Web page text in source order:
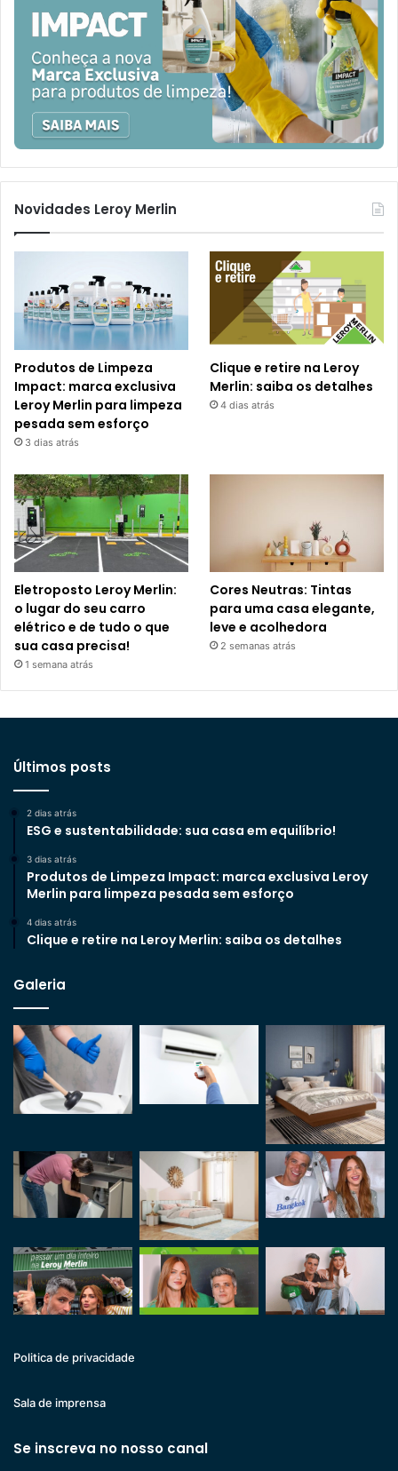
Novidades Leroy Merlin
Produtos de Limpeza
Impact: marca exclusiva
Leroy Merlin para limpeza
pesada sem esforço
3 dias atrás
Clique e retire na Leroy
Merlin: saiba os detalhes
4 dias atrás
Eletroposto Leroy Merlin:
o lugar do seu carro
elétrico e de tudo o que
sua casa precisa!
1 semana atrás
Cores Neutras: Tintas
para uma casa elegante,
leve e acolhedora
2 semanas atrás
Últimos posts
2 dias atrás
ESG e sustentabilidade: sua casa em equilíbrio!
3 dias atrás
Produtos de Limpeza Impact: marca exclusiva Leroy
Merlin para limpeza pesada sem esforço
4 dias atrás
Clique e retire na Leroy Merlin: saiba os detalhes
Galeria
Politica de privacidade
Sala de imprensa
Se inscreva no nosso canal